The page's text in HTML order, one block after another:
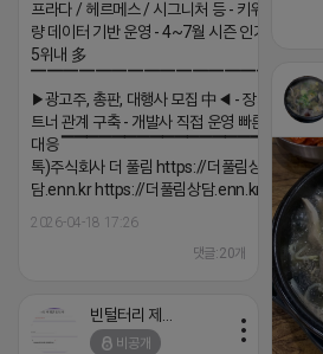
프라다 / 헤르메스 / 시그니처 등 - 키워드 검색
량 데이터 기반 운영 - 4~7월 시즌 인기 키워드
5위내 多
▔▔▔▔▔▔▔▔▔▔▔▔▔▔▔▔▔▔
▶광고주, 총판, 대행사 모집 中◀ - 장기 협업 파
트너 관계 구축 - 개발사 직접 운영 빠른 피드백
대응 ▔▔▔▔▔▔▔▔▔▔▔▔▔▔▔▔▔▔ (카
톡)주식회사 더 풀림 https://더풀림상
담.enn.kr https://더풀림상담.enn.kr
2026-04-18 17:26
댓글:20개
비공개